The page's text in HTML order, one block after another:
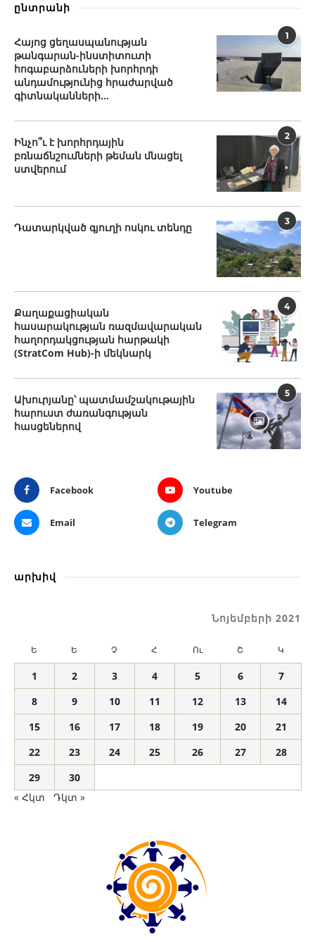
ընտրանի
1
Հայոց ցեղասպանության
թանգարան-ինստիտուտի
հոգաբարձուների խորհրդի
անդամությունից հրաժարված
գիտնականների...
2
Ինչո՞ւ է խորհրդային
բռնաճնշումների թեման մնացել
ստվերում
3
Դատարկված գյուղի ոսկու տենդը
4
Քաղաքացիական
հասարակության ռազմավարական
հաղորդակցության հարթակի
(StratCom Hub)-ի մեկնարկ
5
Ախուրյանը՝ պատմամշակութային
հարուստ ժառանգության
հասցեներով
Facebook Youtube
Email Telegram
արխիվ
Նոյեմբերի 2021
Ե Ե Չ Հ Ու Շ Կ
1 2 3 4 5 6
7
8
9 10 11 12 13
14
15
16 17 18 19 20
21
22
23 24 25 26 27
28
29
30
« Հկտ
Դկտ »